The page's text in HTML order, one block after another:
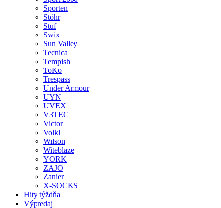
Sporten
Stöhr
Stuf
Swix
Sun Valley
Tecnica
Tempish
ToKo
Trespass
Under Armour
UYN
UVEX
V3TEC
Victor
Volkl
Wilson
Witeblaze
YORK
ZAJO
Zanier
X-SOCKS
Hity týždňa
Výpredaj